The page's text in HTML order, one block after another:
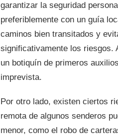
garantizar la seguridad
preferiblemente con un guía
caminos bien transitados y
significativamente los riesgos.
un botiquín de primeros
imprevista.
Por otro lado, existen ciertos
remota de algunos senderos
menor, como el robo de